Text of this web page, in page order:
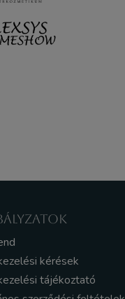
kérések
tájékoztató